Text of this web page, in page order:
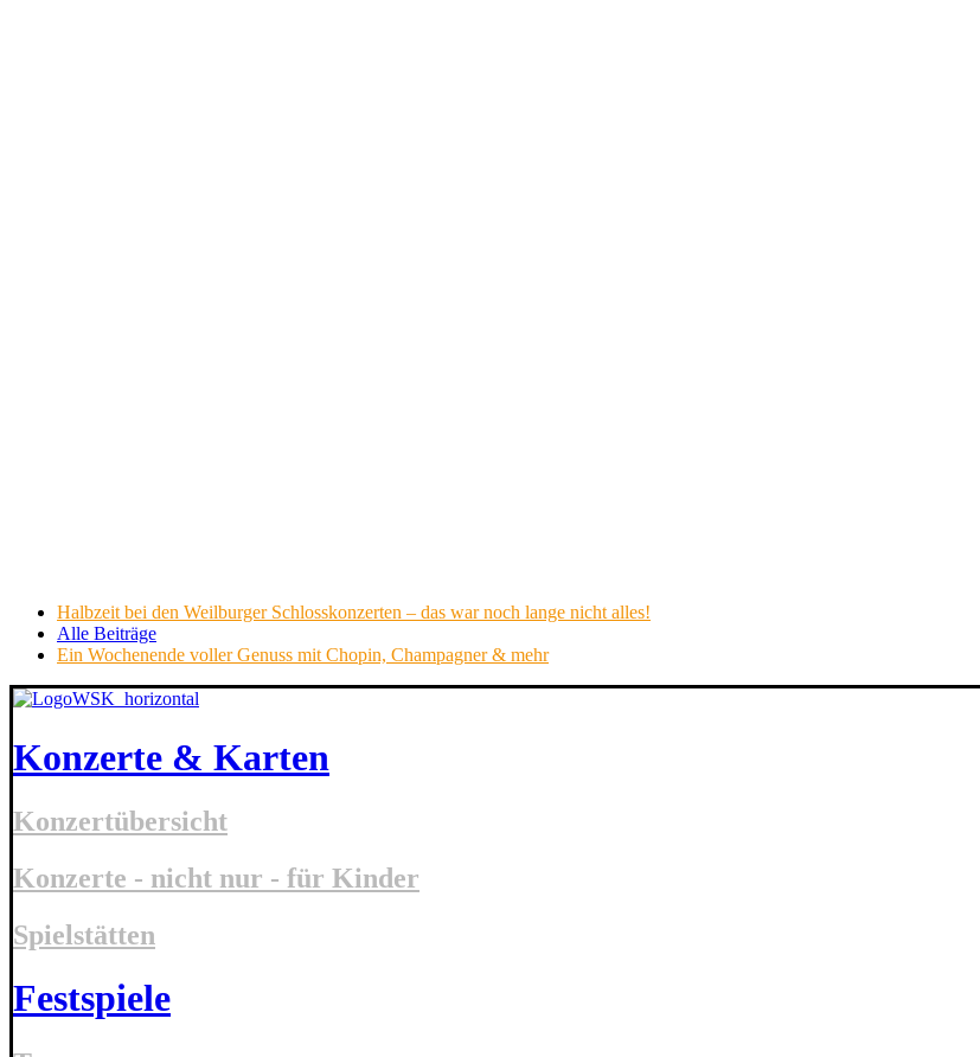
Halbzeit bei den Weilburger Schlosskonzerten – das war noch lange nicht alles!
Alle Beiträge
Ein Wochenende voller Genuss mit Chopin, Champagner & mehr
Konzerte & Karten
Konzertübersicht
Konzerte - nicht nur - für Kinder
Spielstätten
Festspiele